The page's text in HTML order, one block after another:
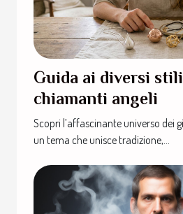
Guida ai diversi
chiamanti angeli
Scopri l’affascinante universo dei
un tema che unisce tradizione,...